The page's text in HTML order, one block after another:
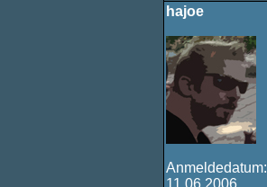
hajoe
Anmeldedatum:
11.06.2006